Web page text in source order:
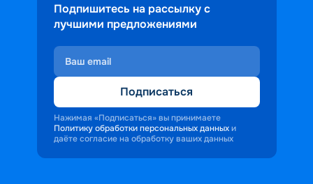
Подпишитесь на рассылку с
лучшими предложениями
Подписаться
Нажимая «Подписаться» вы принимаете
Политику обработки персональных данных и
даёте согласие на обработку ваших данных